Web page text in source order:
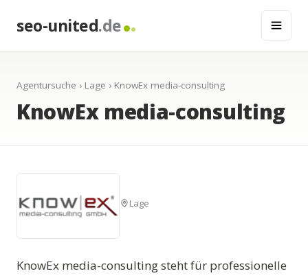
seo-united.de
Agentursuche › Lage › KnowEx media-consulting
KnowEx media-consulting
Lage
KnowEx media-consulting steht für professionelle